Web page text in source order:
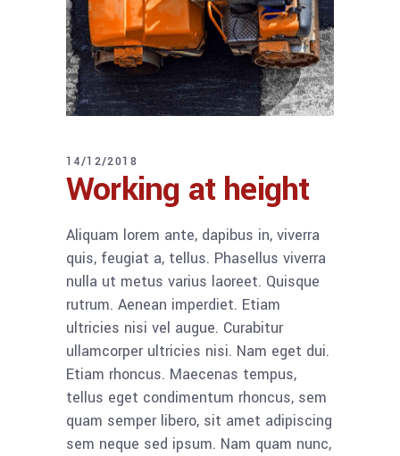
14/12/2018
Working at height
Aliquam lorem ante, dapibus in, viverra
quis, feugiat a, tellus. Phasellus viverra
nulla ut metus varius laoreet. Quisque
rutrum. Aenean imperdiet. Etiam
ultricies nisi vel augue. Curabitur
ullamcorper ultricies nisi. Nam eget dui.
Etiam rhoncus. Maecenas tempus,
tellus eget condimentum rhoncus, sem
quam semper libero, sit amet adipiscing
sem neque sed ipsum. Nam quam nunc,